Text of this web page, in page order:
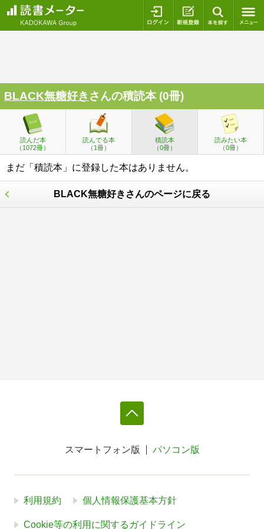
ログイン 新規登録
BLACK無糖好き さんの積読本 (0冊)
読んだ本
（1072冊）
読んでる本
（1冊）
積読本
（0冊）
読みたい本
（0冊）
まだ「積読本」に登録した本はありません。
BLACK無糖好きさんのページに戻る
スマートフォン版 パソコン版
利用規約 個人情報保護基本方針
Cookie等の利用に関するガイドライン